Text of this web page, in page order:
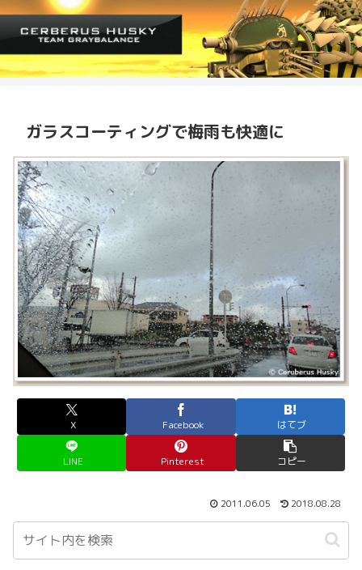
ガラスコーティングで梅雨も快適に
X Facebook はてブ
LINE Pinterest コピー
2011.06.05 2018.08.28